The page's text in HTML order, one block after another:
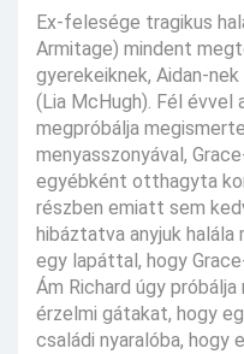
Ex-felesége tragikus
Armitage) mindent
gyerekeiknek, Aidan-
(Lia McHugh). Fél évvel
megpróbálja
menyasszonyával,
egyébként otthagyta
részben emiatt sem
hibáztatva anyjuk
egy lapáttal, hogy
Ám Richard úgy
érzelmi gátakat, hogy
családi nyaralóba, hogy